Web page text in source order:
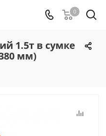
0
1.5т в сумке
мм)